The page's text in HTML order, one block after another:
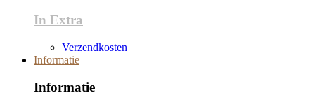
In Extra
Verzendkosten
Informatie
Informatie